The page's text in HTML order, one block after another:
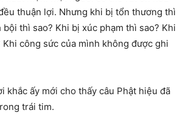
thuận lợi. Nhưng khi bị tổn thương thì
bội thì sao? Khi bị xúc phạm thì sao? Khi
Khi công sức của mình không được ghi
khắc ấy mới cho thấy câu Phật hiệu đã
trái tim.